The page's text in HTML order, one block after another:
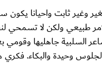
وغير ثابت واحيانا يكون
طبيعي ولكن لا تسمحي
السلبية جاهليها
وحيدة والبكاء. فكري